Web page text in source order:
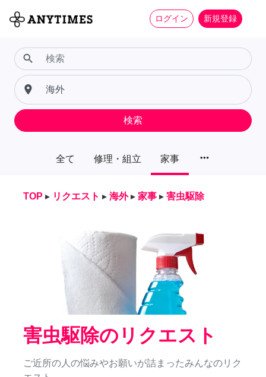
ログイン 新規登録
全て 修理・組立 家事 more_horiz
search
place
検索
TOP ▸ リクエスト ▸ 海外 ▸ 家事 ▸ 害虫駆除
害虫駆除のリクエスト
ご近所の人の悩みやお願いが詰まったみんなのリク